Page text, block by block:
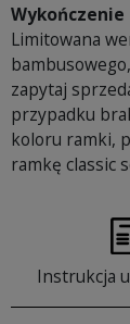
Wykończenie
Limitowana
zapytaj
przypadku
koloru ramki,
ramkę classic
Instrukcja